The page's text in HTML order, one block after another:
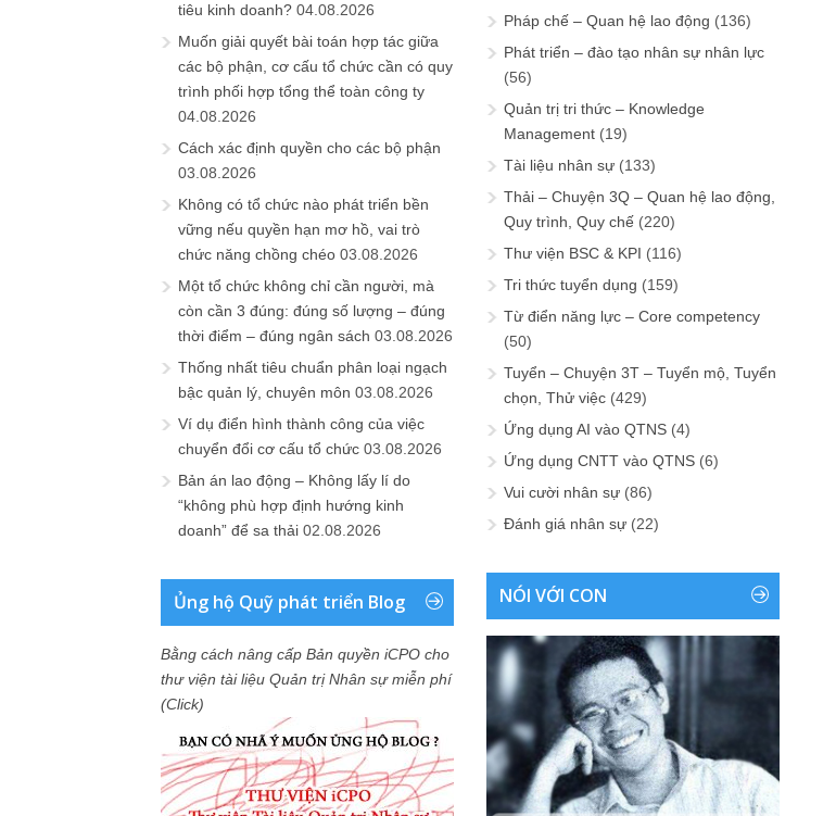
tiêu kinh doanh? 04.08.2026
Muốn giải quyết bài toán hợp tác giữa
các bộ phận, cơ cấu tổ chức cần có quy
trình phối hợp tổng thể toàn công ty
04.08.2026
Cách xác định quyền cho các bộ phận
03.08.2026
Không có tổ chức nào phát triển bền
vững nếu quyền hạn mơ hồ, vai trò
chức năng chồng chéo 03.08.2026
Một tổ chức không chỉ cần người, mà
còn cần 3 đúng: đúng số lượng – đúng
thời điểm – đúng ngân sách 03.08.2026
Thống nhất tiêu chuẩn phân loại ngạch
bậc quản lý, chuyên môn 03.08.2026
Ví dụ điển hình thành công của việc
chuyển đổi cơ cấu tổ chức 03.08.2026
Bản án lao động – Không lấy lí do
“không phù hợp định hướng kinh
doanh” để sa thải 02.08.2026
Ủng hộ Quỹ phát triển Blog
Bằng cách nâng cấp Bản quyền iCPO cho
thư viện tài liệu Quản trị Nhân sự miễn phí
(Click)
Pháp chế – Quan hệ lao động (136)
Phát triển – đào tạo nhân sự nhân lực
(56)
Quản trị tri thức – Knowledge
Management (19)
Tài liệu nhân sự (133)
Thải – Chuyện 3Q – Quan hệ lao động,
Quy trình, Quy chế (220)
Thư viện BSC & KPI (116)
Tri thức tuyển dụng (159)
Từ điển năng lực – Core competency
(50)
Tuyển – Chuyện 3T – Tuyển mộ, Tuyển
chọn, Thử việc (429)
Ứng dụng AI vào QTNS (4)
Ứng dụng CNTT vào QTNS (6)
Vui cười nhân sự (86)
Đánh giá nhân sự (22)
NÓI VỚI CON